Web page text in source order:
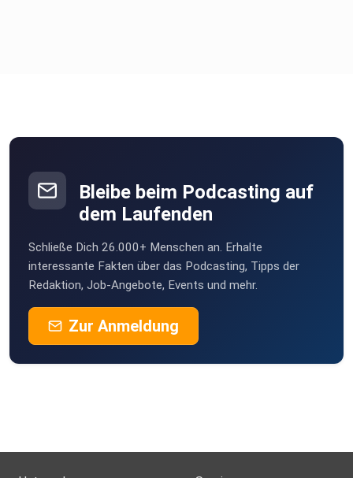
Bleibe beim Podcasting auf
dem Laufenden
Schließe Dich 26.000+ Menschen an. Erhalte
interessante Fakten über das Podcasting, Tipps der
Redaktion, Job-Angebote, Events und mehr.
Zur Anmeldung